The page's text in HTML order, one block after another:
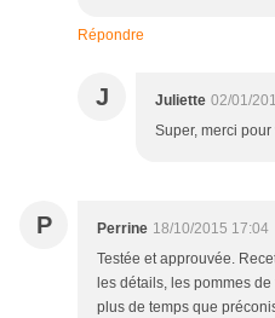
Répondre
J Juliette 02/01/
Super, merci
P Perrine 18/10/2015 17:04
Testée et approuvée.
les détails, les pommes
plus de temps que